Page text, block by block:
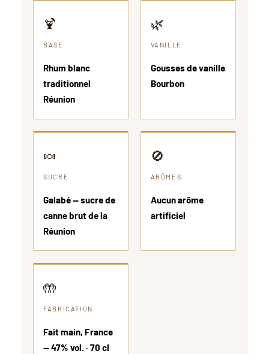
🍹
BASE
Rhum blanc
traditionnel
Réunion
🌿
VANILLE
Gousses de vanille
Bourbon
🍬
SUCRE
Galabé — sucre de
canne brut de la
Réunion
🚫
ARÔMES
Aucun arôme
artificiel
🤲
FABRICATION
Fait main, France
— 47% vol. · 70 cl